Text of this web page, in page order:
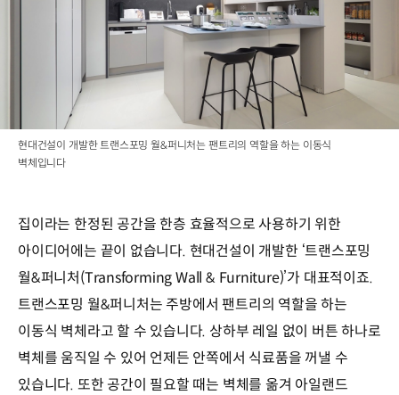
현대건설이 개발한 트랜스포밍 월&퍼니처는 팬트리의 역할을 하는 이동식
벽체입니다
집이라는 한정된 공간을 한층 효율적으로 사용하기 위한
아이디어에는 끝이 없습니다. 현대건설이 개발한 ‘트랜스포밍
월&퍼니처(Transforming Wall & Furniture)’가 대표적이죠.
트랜스포밍 월&퍼니처는 주방에서 팬트리의 역할을 하는
이동식 벽체라고 할 수 있습니다. 상하부 레일 없이 버튼 하나로
벽체를 움직일 수 있어 언제든 안쪽에서 식료품을 꺼낼 수
있습니다. 또한 공간이 필요할 때는 벽체를 옮겨 아일랜드